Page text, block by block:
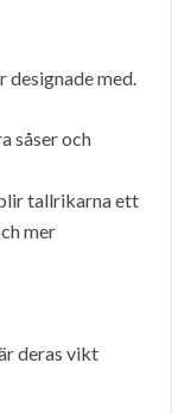
designade med.
såser och
tallrikarna ett
mer
deras vikt